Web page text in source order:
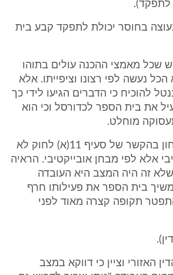
לתפקד).
בחוסר יכולת לתפקד קבע בית
שכל מאמצי ההכנה עולים בתוהו
הכל נעשה לפי רצונו וציפייתו. אלא
להוכיח כי הדברים הגיעו לידי כך
את בית הספר לכדורסל וכי הוא
מוחלט.
את הדברים יש לבחון בהקשר של סעיף 11(א) לחוק לא
אלא לפי מבחן אובייקטיבי. הראיה
זה היה המצב היא העובדה
בית הספר את פעילותו חרף
תקופה קצרה מאוד לפני
האזורי וציין כי דווקא במצב